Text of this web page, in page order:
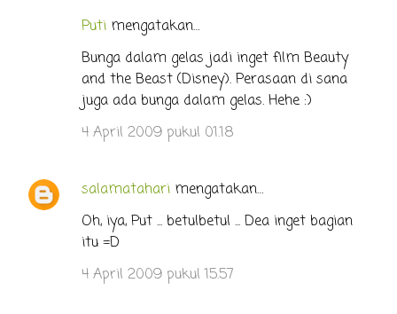
Puti mengatakan…
Bunga dalam gelas jadi inget film Beauty
and the Beast (Disney). Perasaan di sana
juga ada bunga dalam gelas. Hehe :)
4 April 2009 pukul 01.18
salamatahari mengatakan…
Oh, iya, Put ... betulbetul ... Dea inget bagian
itu =D
4 April 2009 pukul 15.57